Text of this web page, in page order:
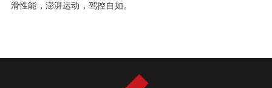
滑性能，澎湃运动，驾控自如。